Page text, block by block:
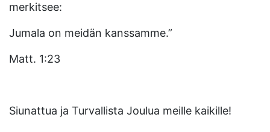
merkitsee:
Jumala on meidän kanssamme.”
Matt. 1:23
Siunattua ja Turvallista Joulua meille kaikille!